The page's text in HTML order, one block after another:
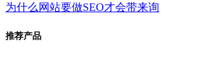
为什么网站要做SEO才会带来询
推荐产品